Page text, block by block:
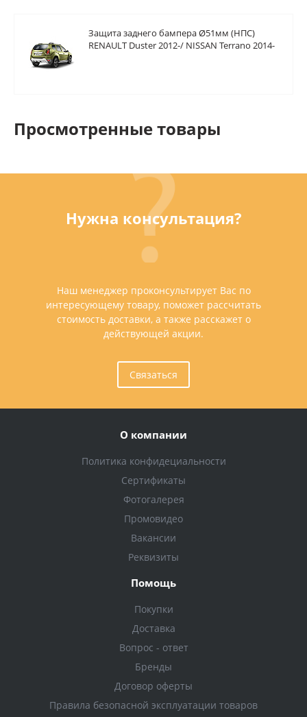
Защита заднего бампера Ø51мм (НПС)
RENAULT Duster 2012-/ NISSAN Terrano 2014-
Просмотренные товары
Нужна консультация?
Наш менеджер проконсультирует Вас по
интересующему товару, поможет рассчитать
стоимость доставки, а также расскажет о
действующей акции.
Связаться
О компании
Политика конфидециальности
Сертификаты
Фотогалерея
Промовидео
Вакансии
Реквизиты
Помощь
Покупки
Доставка
Вопрос - ответ
Бренды
Договор оферты
Правила безопасной эксплуатации товаров